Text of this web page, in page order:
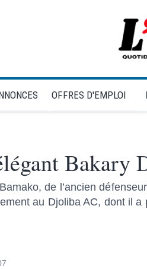
OFFRES D'EMPLOI
Bakary
de l’ancien
au Djoliba AC, dont il